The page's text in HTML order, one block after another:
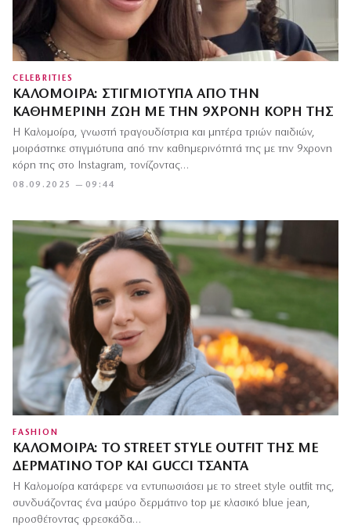
CELEBRITIES
ΚΑΛΟΜΟΊΡΑ: ΣΤΙΓΜΙΌΤΥΠΑ ΑΠΌ ΤΗΝ
ΚΑΘΗΜΕΡΙΝΉ ΖΩΉ ΜΕ ΤΗΝ 9ΧΡΟΝΗ ΚΌΡΗ ΤΗΣ
08.09.2025 — 09:44
Η Καλομοίρα, γνωστή τραγουδίστρια και μητέρα τριών παιδιών,
μοιράστηκε στιγμιότυπα από την καθημερινότητά της με την 9χρονη
κόρη της στο Instagram, τονίζοντας…
FASHION
ΚΑΛΟΜΟΊΡΑ: ΤΟ STREET STYLE OUTFIT ΤΗΣ ΜΕ
ΔΕΡΜΆΤΙΝΟ TOP ΚΑΙ GUCCI ΤΣΆΝΤΑ
Η Καλομοίρα κατάφερε να εντυπωσιάσει με το street style outfit της,
συνδυάζοντας ένα μαύρο δερμάτινο top με κλασικό blue jean,
προσθέτοντας φρεσκάδα…